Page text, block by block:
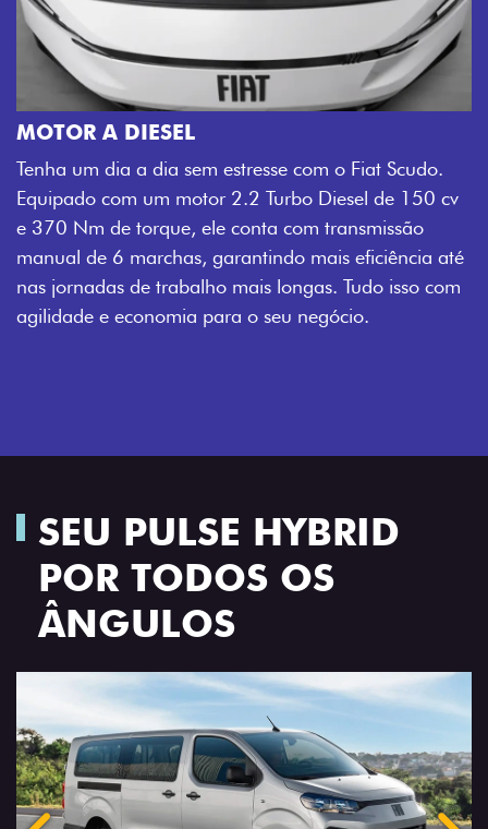
MOTOR A DIESEL
Tenha um dia a dia sem estresse com o Fiat Scudo.
Equipado com um motor 2.2 Turbo Diesel de 150 cv
e 370 Nm de torque, ele conta com transmissão
manual de 6 marchas, garantindo mais eficiência até
nas jornadas de trabalho mais longas. Tudo isso com
agilidade e economia para o seu negócio.
SEU PULSE HYBRID
POR TODOS OS
ÂNGULOS